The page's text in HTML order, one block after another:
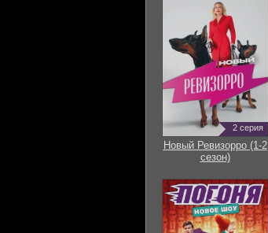
2 серия
Новый Ревизорро (1-2
сезон)